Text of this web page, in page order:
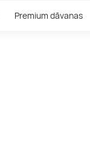
Premium dāvanas